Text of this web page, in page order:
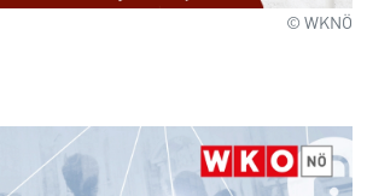
© WKNÖ